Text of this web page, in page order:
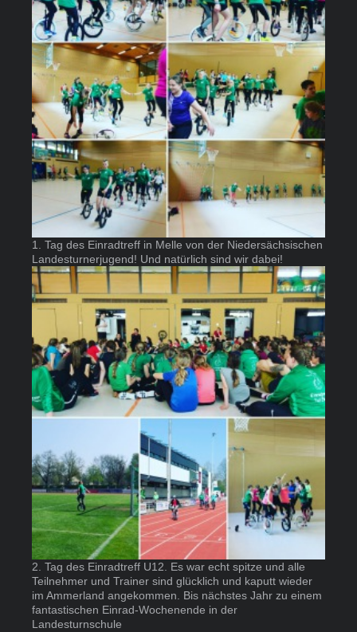
1. Tag des Einradtreff in Melle von der Niedersächsischen
Landesturnerjugend! Und natürlich sind wir dabei!
2. Tag des Einradtreff U12. Es war echt spitze und alle
Teilnehmer und Trainer sind glücklich und kaputt wieder
im Ammerland angekommen. Bis nächstes Jahr zu einem
fantastischen Einrad-Wochenende in der
Landesturnschule